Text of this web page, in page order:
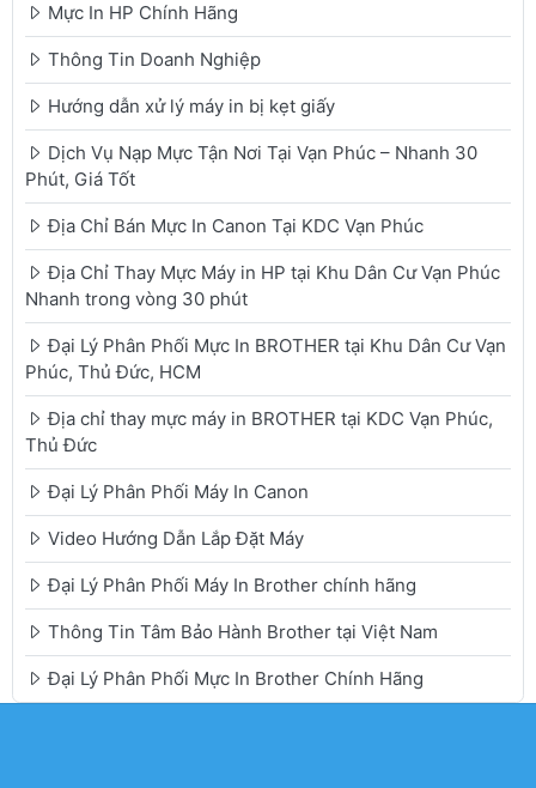
Mực In HP Chính Hãng
Thông Tin Doanh Nghiệp
Hướng dẫn xử lý máy in bị kẹt giấy
Dịch Vụ Nạp Mực Tận Nơi Tại Vạn Phúc – Nhanh 30
Phút, Giá Tốt
Địa Chỉ Bán Mực In Canon Tại KDC Vạn Phúc
Địa Chỉ Thay Mực Máy in HP tại Khu Dân Cư Vạn Phúc
Nhanh trong vòng 30 phút
Đại Lý Phân Phối Mực In BROTHER tại Khu Dân Cư Vạn
Phúc, Thủ Đức, HCM
Địa chỉ thay mực máy in BROTHER tại KDC Vạn Phúc,
Thủ Đức
Đại Lý Phân Phối Máy In Canon
Video Hướng Dẫn Lắp Đặt Máy
Đại Lý Phân Phối Máy In Brother chính hãng
Thông Tin Tâm Bảo Hành Brother tại Việt Nam
Đại Lý Phân Phối Mực In Brother Chính Hãng